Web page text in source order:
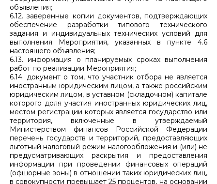
объявления;
6.12. заверенные копии документов, подтверждающих
обеспечение разработки типового технического
задания и индивидуальных технических условий для
выполнения Мероприятия, указанных в пункте 4.6
настоящего объявления;
6.13. информация о планируемых сроках выполнения
работ по реализации Мероприятия;
6.14. документ о том, что участник отбора не является
иностранным юридическим лицом, а также российским
юридическим лицом, в уставном (складочном) капитале
которого доля участия иностранных юридических лиц,
местом регистрации которых является государство или
территория, включенные в утверждаемый
Министерством финансов Российской Федерации
перечень государств и территорий, предоставляющих
льготный налоговый режим налогообложения и (или) не
предусматривающих раскрытия и предоставления
информации при проведении финансовых операций
(офшорные зоны) в отношении таких юридических лиц,
в совокупности превышает 25 процентов, на основании